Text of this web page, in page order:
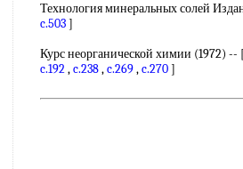
Технология минеральных солей
c.503]
Курс неорганической химии (1972) -- [
c.192,c.238,c.269,c.270]